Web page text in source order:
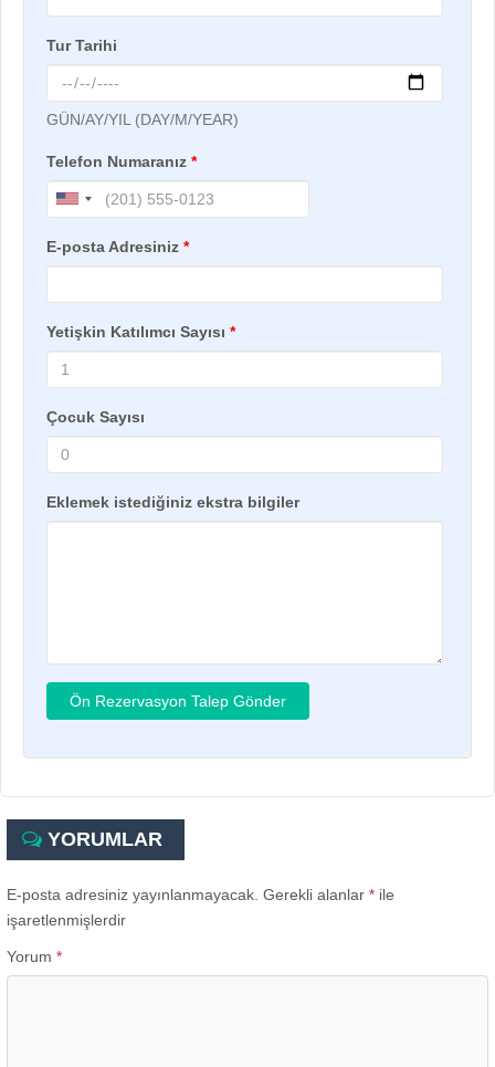
Tur Tarihi
GÜN/AY/YIL (DAY/M/YEAR)
Telefon Numaranız *
E-posta Adresiniz *
Yetişkin Katılımcı Sayısı *
Çocuk Sayısı
Eklemek istediğiniz ekstra bilgiler
YORUMLAR
E-posta adresiniz yayınlanmayacak. Gerekli alanlar * ile
işaretlenmişlerdir
Yorum *